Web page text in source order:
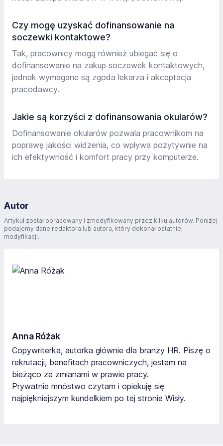
Czy mogę uzyskać dofinansowanie na
soczewki kontaktowe?
Tak, pracownicy mogą również ubiegać się o
dofinansowanie na zakup soczewek kontaktowych,
jednak wymagane są zgoda lekarza i akceptacja
pracodawcy.
Jakie są korzyści z dofinansowania okularów?
Dofinansowanie okularów pozwala pracownikom na
poprawę jakości widzenia, co wpływa pozytywnie na
ich efektywność i komfort pracy przy komputerze.
Autor
Artykuł został opracowany i zmodyfikowany przez kilku autorów. Poniżej
podajemy dane redaktora lub autora, który dokonał ostatniej
modyfikacji.
Anna Różak
Copywriterka, autorka głównie dla branży HR. Piszę o
rekrutacji, benefitach pracowniczych, jestem na
bieżąco ze zmianami w prawie pracy.
Prywatnie mnóstwo czytam i opiekuję się
najpiękniejszym kundelkiem po tej stronie Wisły.